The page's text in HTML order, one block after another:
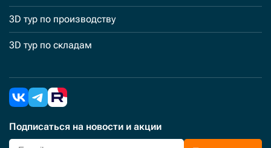
3D тур по производству
3D тур по складам
Подписаться на новости и акции